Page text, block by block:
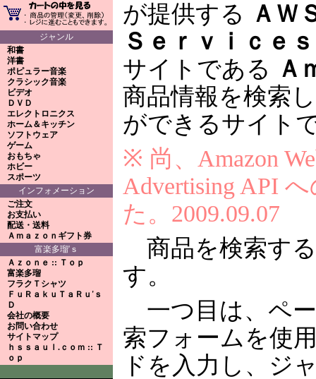
ジャンル
和書
洋書
ポピュラー音楽
クラシック音楽
ビデオ
ＤＶＤ
エレクトロニクス
ホーム＆キッチン
ソフトウェア
ゲーム
おもちゃ
ホビー
スポーツ
インフォメーション
ご注文
お支払い
配送・送料
Ａｍａｚｏｎギフト券
富楽多瑠'ｓ
Ａｚｏｎｅ :: Ｔｏｐ
富楽多瑠
フラクＴシャツ
ＦｕＲａｋｕＴａＲｕ'ｓ
Ｄ
会社の概要
お問い合わせ
サイトマップ
ｈｓｓａｕｌ.ｃｏｍ :: Ｔ
ｏｐ
が提供する ＡＷ
Ｓｅｒｖｉｃｅ
サイトである Ａ
商品情報を検索
ができるサイト
※ 尚、Amazon
Advertising API
た。2009.09.07
商品を検索す
す。
一つ目は、ペ
索フォームを使
ドを入力し、ジ